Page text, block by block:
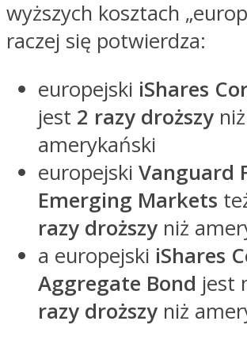
wyższych kosztach
raczej się potwierdza:
europejski iShares
jest 2 razy droższy niż
amerykański
europejski Vanguard
Emerging Markets
razy droższy niż
a europejski iShares
Aggregate Bond jest
razy droższy niż